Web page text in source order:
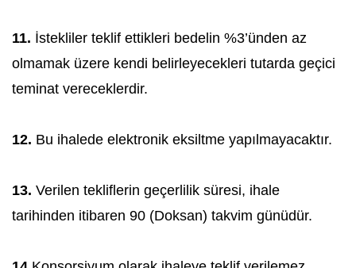
11. İstekliler teklif ettikleri bedelin %3’ünden az
olmamak üzere kendi belirleyecekleri tutarda geçici
teminat vereceklerdir.
12. Bu ihalede elektronik eksiltme yapılmayacaktır.
13. Verilen tekliflerin geçerlilik süresi, ihale
tarihinden itibaren 90 (Doksan) takvim günüdür.